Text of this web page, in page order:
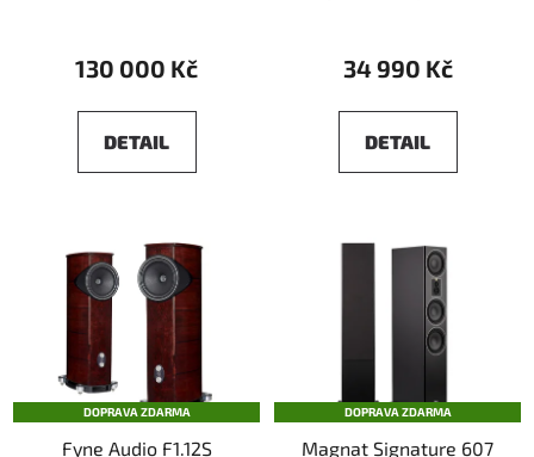
130 000 Kč
DETAIL
34 990 Kč
DETAIL
DOPRAVA ZDARMA
Fyne Audio F1.12S
DOPRAVA ZDARMA
Magnat Signature 607